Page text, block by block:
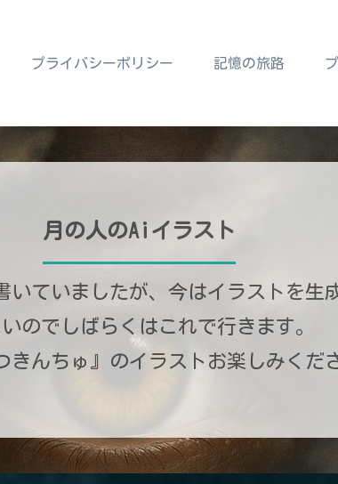
プライバシーポリシー 記憶の旅路
月の人のAiイラスト
いていましたが、今はイラストを生
のでしばらくはこれで行きます。
んちゅ』のイラストお楽しみくだ